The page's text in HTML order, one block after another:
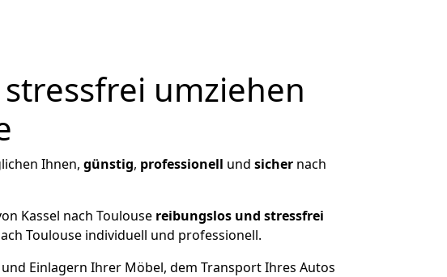
umziehen
Ihnen, günstig, professionell und sichernach
Kassel nach Toulouse reibungslos und stressfrei
Toulouse individuell und professionell.
Einlagern Ihrer Möbel, dem Transport Ihres Autos